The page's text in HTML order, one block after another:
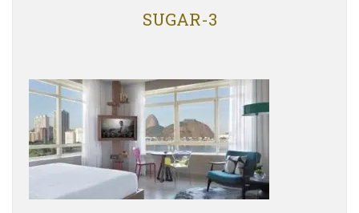
SUGAR-3